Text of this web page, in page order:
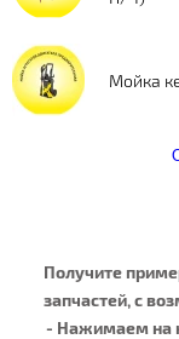
Мойка
Получите
запчастей, с
- Нажимаем на